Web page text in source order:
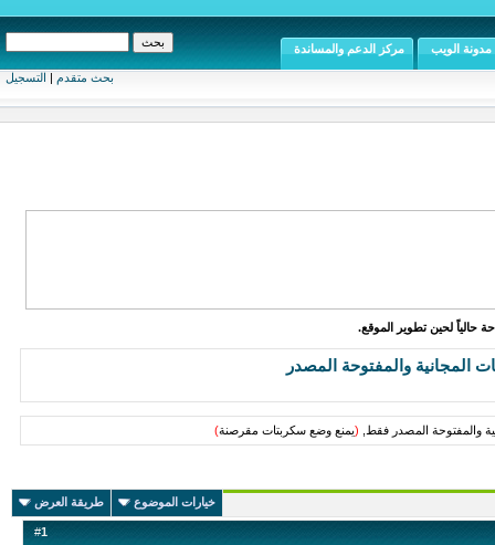
بحث متقدم | التسجيل
مدونة الويب مركز الدعم والمساندة
حالياً لحين تطوير الموقع.
المجانية والمفتوحة المصدر
والمفتوحة المصدر فقط, (يمنع وضع سكربتات مقرصنة)
خيارات الموضوع طريقة العرض
#1